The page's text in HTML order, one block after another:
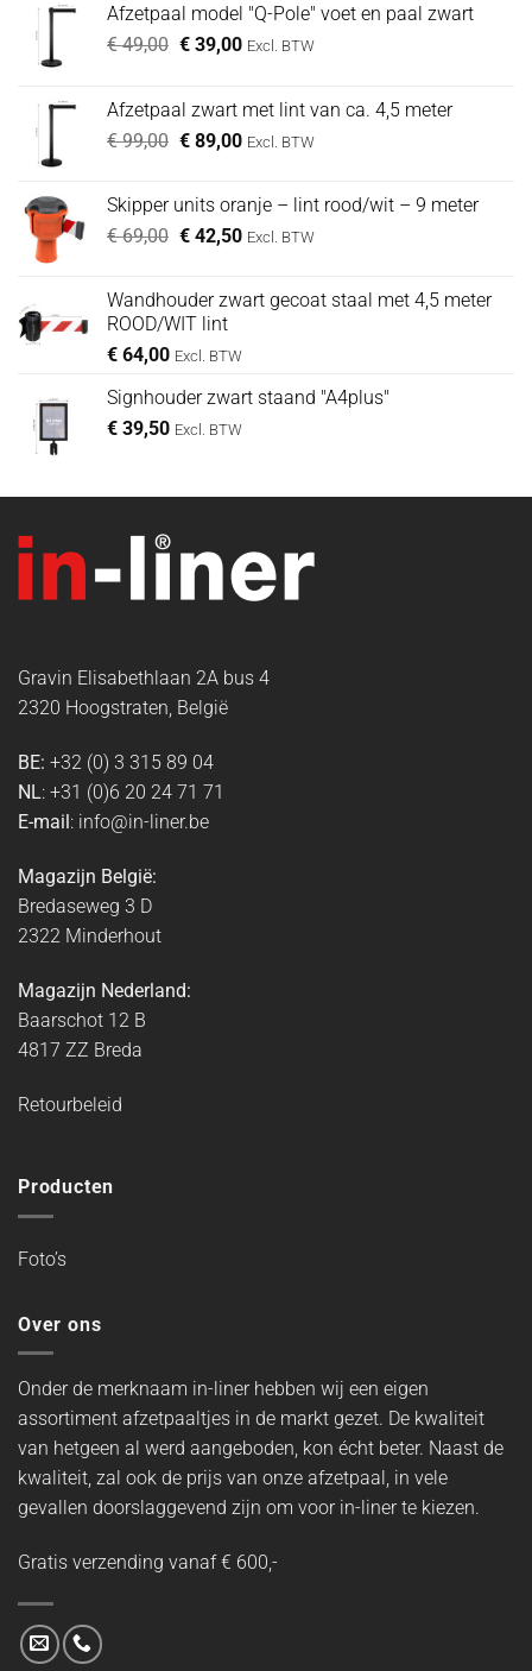
Afzetpaal model "Q-Pole" voet en paal zwart
€49,00 Oorspronkelijke
€ 49,00.
€39,00Huidige
€ 39,00.
Excl. BTW
Afzetpaal zwart met lint van ca. 4,5 meter
€99,00 Oorspronkelijke
€ 99,00.
€89,00Huidige
€ 89,00.
Excl. BTW
Skipper units oranje – lint rood/wit – 9 meter
€69,00 Oorspronkelijke
€ 69,00.
€42,50Huidige
€ 42,50.
Excl. BTW
Wandhouder zwart gecoat staal met 4,5 meter
ROOD/WIT lint
€ 64,00 Excl. BTW
Signhouder zwart staand "A4plus"
€ 39,50 Excl. BTW
Gravin Elisabethlaan 2A bus 4
2320 Hoogstraten, België
BE: +32 (0) 3 315 89 04
NL: +31 (0)6 20 24 71 71
E-mail: info@in-liner.be
Magazijn België:
Bredaseweg 3 D
2322 Minderhout
Magazijn Nederland:
Baarschot 12 B
4817 ZZ Breda
Retourbeleid
Producten
Foto’s
Over ons
Onder de merknaam in-liner hebben wij een eigen
assortiment afzetpaaltjes in de markt gezet. De kwaliteit
van hetgeen al werd aangeboden, kon écht beter. Naast de
kwaliteit, zal ook de prijs van onze afzetpaal, in vele
gevallen doorslaggevend zijn om voor in-liner te kiezen.
Gratis verzending vanaf € 600,-